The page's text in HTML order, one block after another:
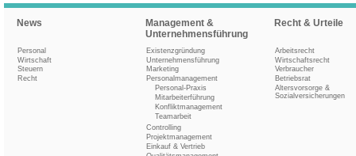
News
Personal
Wirtschaft
Steuern
Recht
Management &
Unternehmensführung
Existenzgründung
Unternehmensführung
Marketing
Personalmanagement
Personal-Praxis
Mitarbeiterführung
Konfliktmanagement
Teamarbeit
Controlling
Projektmanagement
Einkauf & Vertrieb
Recht & Urteile
Arbeitsrecht
Wirtschaftsrecht
Verbraucher
Betriebsrat
Altersvorsorge &
Sozialversicherungen